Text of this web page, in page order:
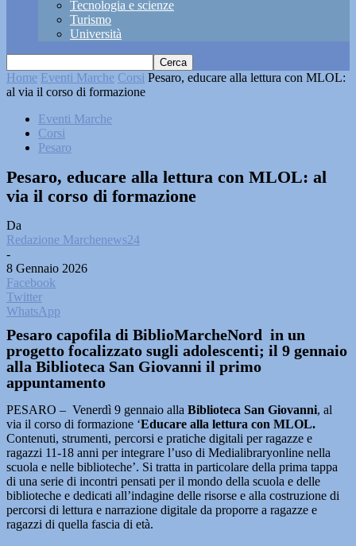
Tecnologia e scienze
Turismo
Università
Home Eventi Marche Corsi Pesaro, educare alla lettura con MLOL:
al via il corso di formazione
Eventi Marche
Corsi
Pesaro
Pesaro, educare alla lettura con MLOL: al
via il corso di formazione
Da
Redazione Marchenews24
-
8 Gennaio 2026
Facebook
Twitter
WhatsApp
Pesaro capofila di BiblioMarcheNord in un
progetto focalizzato sugli adolescenti; il 9 gennaio
alla Biblioteca San Giovanni il primo
appuntamento
PESARO – Venerdì 9 gennaio alla Biblioteca San Giovanni, al
via il corso di formazione ‘Educare alla lettura con MLOL.
Contenuti, strumenti, percorsi e pratiche digitali per ragazze e
ragazzi 11-18 anni per integrare l’uso di Medialibraryonline nella
scuola e nelle biblioteche’. Si tratta in particolare della prima tappa
di una serie di incontri pensati per il mondo della scuola e delle
biblioteche e dedicati all’indagine delle risorse e alla costruzione di
percorsi di lettura e narrazione digitale da proporre a ragazze e
ragazzi di quella fascia di età.